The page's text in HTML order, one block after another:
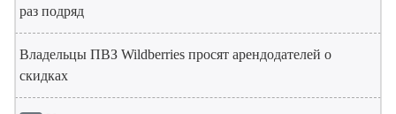
раз подряд
Владельцы ПВЗ Wildberries просят арендодателей о
скидках